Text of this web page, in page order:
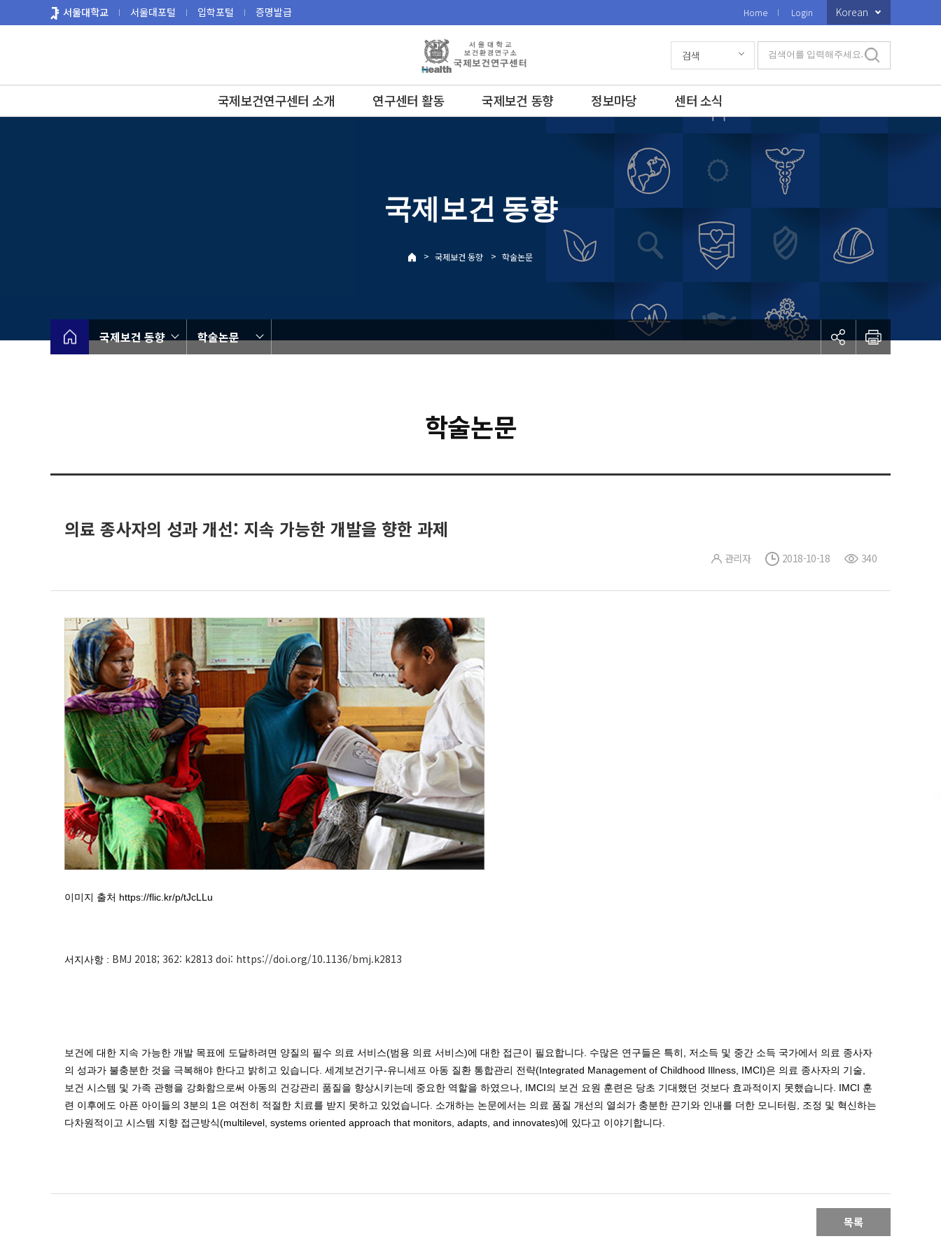
로
서울대학교 서울대포털 입학포털 증명발급 Home Login Korean
국제보건연구센터 소개 연구센터 활동 국제보건 동향 정보마당 센터 소식
검색 검색어를 입력해주세요.
국제보건 동향
> 국제보건 동향 > 학술논문
국제보건 동향 학술논문
학술논문
의료 종사자의 성과 개선: 지속 가능한 개발을 향한 과제
관리자 2018-10-18 340
이미지 출처 https://flic.kr/p/tJcLLu
서지사항 : BMJ 2018; 362: k2813 doi: https://doi.org/10.1136/bmj.k2813
보건에 대한 지속 가능한 개발 목표에 도달하려면 양질의 필수 의료 서비스(범용 의료 서비스)에 대한 접근이 필요합니다. 수많은 연구들은 특히, 저소득 및 중간 소득 국가에서 의료 종사자
의 성과가 불충분한 것을 극복해야 한다고 밝히고 있습니다. 세계보건기구-유니세프 아동 질환 통합관리 전략(Integrated Management of Childhood Illness, IMCI)은 의료 종사자의 기술,
보건 시스템 및 가족 관행을 강화함으로써 아동의 건강관리 품질을 향상시키는데 중요한 역할을 하였으나, IMCI의 보건 요원 훈련은 당초 기대했던 것보다 효과적이지 못했습니다. IMCI 훈
련 이후에도 아픈 아이들의 3분의 1은 여전히 적절한 치료를 받지 못하고 있었습니다. 소개하는 논문에서는 의료 품질 개선의 열쇠가 충분한 끈기와 인내를 더한 모니터링, 조정 및 혁신하는
다차원적이고 시스템 지향 접근방식(multilevel, systems oriented approach that monitors, adapts, and innovates)에 있다고 이야기합니다.
목록